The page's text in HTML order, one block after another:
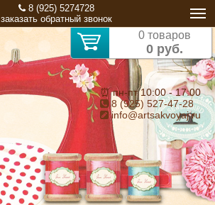
8 (925) 5274728
заказать обратный звонок
0 товаров
0 руб.
⏰ пн-пт 10:00 - 17:00
8 (925) 527-47-28
info@artsakvoyaj.ru